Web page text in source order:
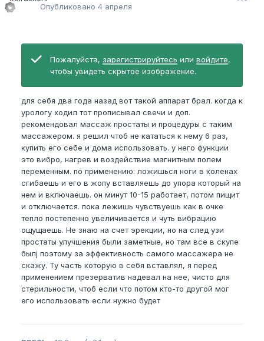
Опубликовано 4 апреля
Пожалуйста, зарегистрируйтесь или войдите,
чтобы увидеть скрытое изображение.
для себя два года назад вот такой аппарат брал. когда к
урологу ходил тот прописывал свечи и доп.
рекомендовал массаж простаты и процедуры с таким
массажером. я решил чтоб не кататься к нему 6 раз,
купить его себе и дома использовать. у него функции
это вибро, нагрев и воздействие магнитным полем
переменным. по применению: ложишься ноги в коленах
сгибаешь и его в жопу вставляешь до упора который на
нем и включаешь. он минут 10-15 работает, потом пищит
и отключается. пока лежишь чувствуешь как в очке
тепло постепенно увеличивается и чуть вибрацию
ощущаешь. Не знаю на счет эрекции, но на след узи
простаты улучшения были заметные, но там все в скупе
былj поэтому за эффективность самого массажера не
скажу. Ту часть которую в себя вставлял, я перед
применением презерватив надевал на нее, чисто для
стерильности, чтоб если что потом кто-то другой мог
его использовать если нужно будет